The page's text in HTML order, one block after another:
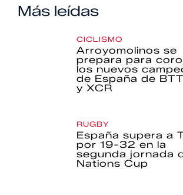
Más leídas
CICLISMO
Arroyomolinos se
prepara para
los nuevos
de España de
y XCR
RUGBY
España supera a
por 19-32 en la
segunda jornada
Nations Cup